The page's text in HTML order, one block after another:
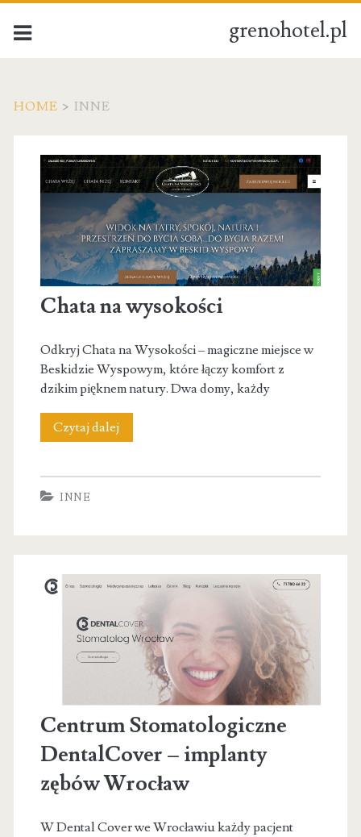
grenohotel.pl
HOME > INNE
Kategoria:
Inne
Chata na wysokości
Odkryj Chata na Wysokości – magiczne miejsce w
Beskidzie Wyspowym, które łączy komfort z
dzikim pięknem natury. Dwa domy, każdy
Czytaj dalejChata
INNE
Centrum Stomatologiczne
DentalCover – implanty
zębów Wrocław
W Dental Cover we Wrocławiu każdy pacjent